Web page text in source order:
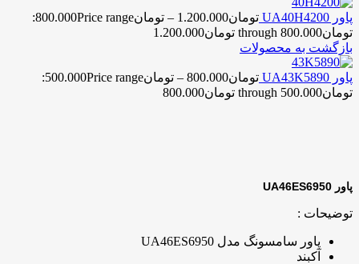
پاور UA40H4200 تومان1.200.000
– تومان 800.000
Price range:
تومان800.000 through تومان1.200.000
بازگشت به محصولات
پاور UA43K5890 تومان800.000
– تومان 500.000
Price range:
تومان500.000 through تومان800.000
پاور UA46ES6950
توضیحات :
پاور سامسونگ مدل UA46ES6950
آکبند